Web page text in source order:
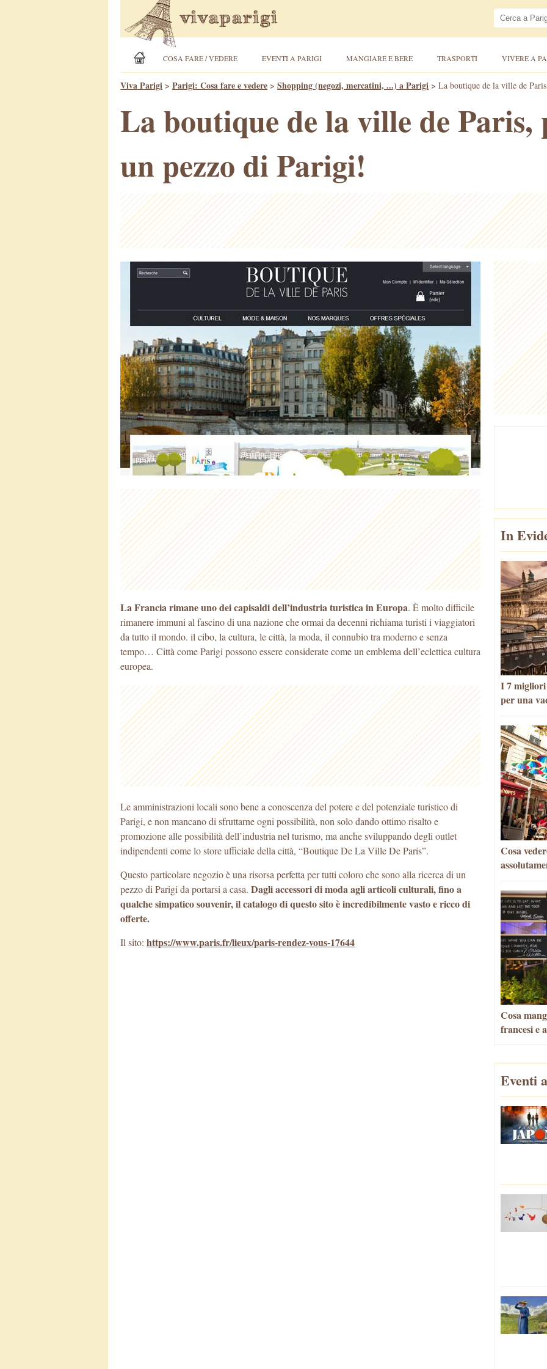
COSA FARE / VEDERE EVENTI A PARIGI MANGIARE E BERE TRASPORTI VIVERE A
Viva Parigi > Parigi: Cosa fare e vedere > Shopping (negozi, mercatini, ...) a Parigi > La boutique de la ville de
La boutique de la ville de Paris,
un pezzo di Parigi!
La Francia rimane uno dei capisaldi dell’industria turistica in Europa. È molto difficile
rimanere immuni al fascino di una nazione che ormai da decenni richiama turisti i viaggiatori
da tutto il mondo. il cibo, la cultura, le città, la moda, il connubio tra moderno e senza
tempo… Città come Parigi possono essere considerate come un emblema dell’eclettica cultura
europea.
Le amministrazioni locali sono bene a conoscenza del potere e del potenziale turistico di
Parigi, e non mancano di sfruttarne ogni possibilità, non solo dando ottimo risalto e
promozione alle possibilità dell’industria nel turismo, ma anche sviluppando degli outlet
indipendenti come lo store ufficiale della città, “Boutique De La Ville De Paris”.
Questo particolare negozio è una risorsa perfetta per tutti coloro che sono alla ricerca di un
pezzo di Parigi da portarsi a casa. Dagli accessori di moda agli articoli culturali, fino a
qualche simpatico souvenir, il catalogo di questo sito è incredibilmente vasto e ricco di
offerte.
Il sito: https://www.paris.fr/lieux/paris-rendez-vous-17644
In
I 7
per una
Cosa
Cosa
francesi e
Eventi